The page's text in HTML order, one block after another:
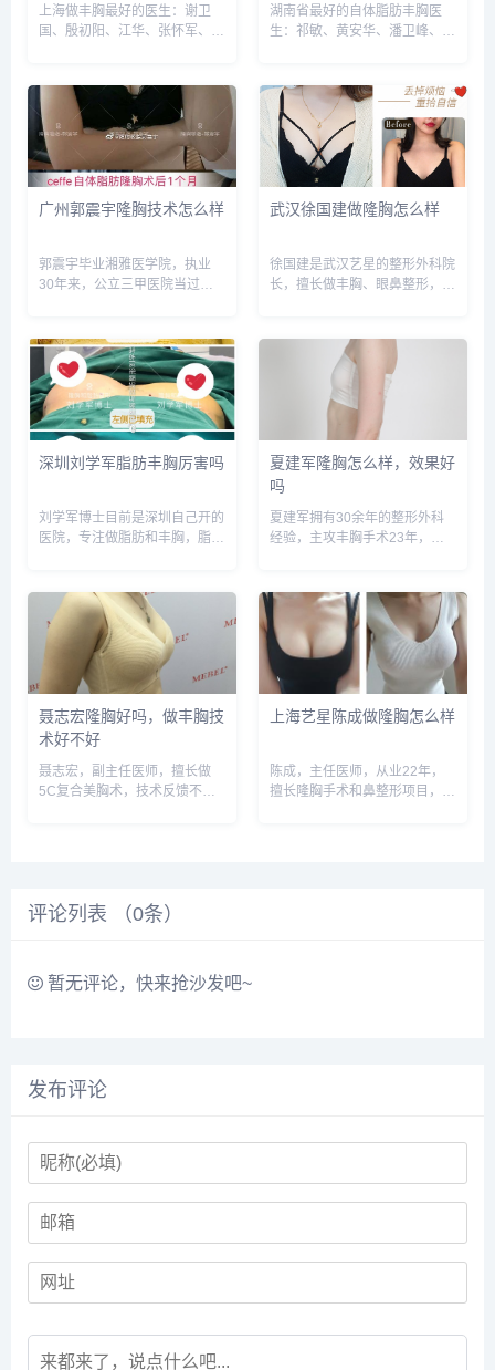
上海做丰胸最好的医生：谢卫
国、殷初阳、江华、张怀军、徐
需谨慎，预约或咨询添加微信
号：wuyoubianmei，查询更多
医生口碑和案例。...
湖南省最好的自体脂肪丰胸医
生：祁敏、黄安华、潘卫峰、杨
加微信号：wuyoubianmei或者
直接拨打400-616-6769，查询
更多医生口碑和...
广州郭震宇隆胸技术怎么样
郭震宇毕业湘雅医学院，执业
30年来，公立三甲医院当过整
长，擅长做隆胸，案例很多，技
术反馈很好，预约或咨询添加微
信号：wuyoubianmei或者...
武汉徐国建做隆胸怎么样
徐国建是武汉艺星的整形外科院
长，擅长做丰胸、眼鼻整形，案
wuyoubianmei或者直接拨打
400-616-6769，查询更多医生
深圳刘学军脂肪丰胸厉害吗
刘学军博士目前是深圳自己开的
医院，专注做脂肪和丰胸，脂肪
果不错，案例也很多，预约或咨
询添加微信号：wuyoubianmei
或者直接拨打400-6...
夏建军隆胸怎么样，效果好
吗
夏建军拥有30余年的整形外科
经验，主攻丰胸手术23年，副
美者慕名为他而来，只为体验他
精湛的美胸技术。预约或咨询添
加微信号：wuyoubianme...
聂志宏隆胸好吗，做丰胸技
术好不好
聂志宏，副主任医师，擅长做
5C复合美胸术，技术反馈不
上海艺星陈成做隆胸怎么样
陈成，主任医师，从业22年，
擅长隆胸手术和鼻整形项目，术
评论列表 （0条）
暂无评论，快来抢沙发吧~
发布评论